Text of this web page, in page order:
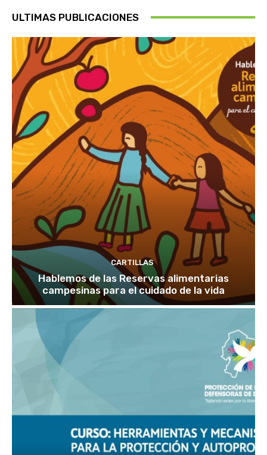
ULTIMAS PUBLICACIONES
CARTILLAS
Hablemos de las Reservas alimentarias
campesinas para el cuidado de la vida